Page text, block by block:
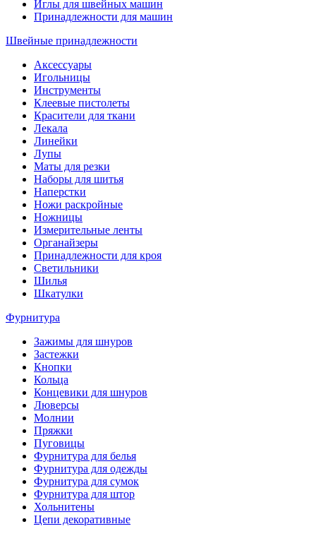
Иглы для швейных машин
Принадлежности для машин
Швейные принадлежности
Аксессуары
Игольницы
Инструменты
Клеевые пистолеты
Красители для ткани
Лекала
Линейки
Лупы
Маты для резки
Наборы для шитья
Наперстки
Ножи раскройные
Ножницы
Измерительные ленты
Органайзеры
Принадлежности для кроя
Светильники
Шилья
Шкатулки
Фурнитура
Зажимы для шнуров
Застежки
Кнопки
Кольца
Концевики для шнуров
Люверсы
Молнии
Пряжки
Пуговицы
Фурнитура для белья
Фурнитура для одежды
Фурнитура для сумок
Фурнитура для штор
Хольнитены
Цепи декоративные